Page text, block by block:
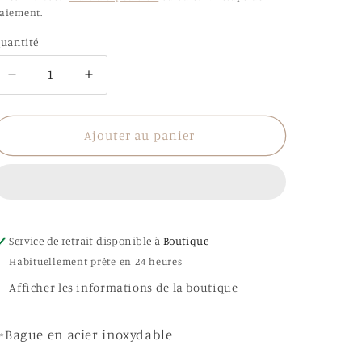
Réduire
la
quantité
Bague
Augmenter
la
quantité
de
Bague
Ajouter au panier
Service de retrait disponible à Boutique
Habituellement prête en 24 heures
Afficher les informations de la boutique
en acier inoxydable